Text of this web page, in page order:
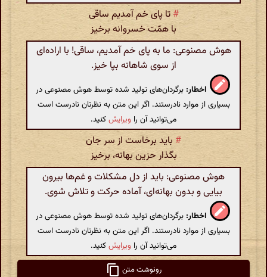
# تا پای خم آمدیم ساقی
با همّت خسروانه برخیز
هوش مصنوعی: ما به پای خم آمدیم، ساقی! با اراده‌ای
از سوی شاهانه بپا خیز.
اخطار: برگردان‌های تولید شده توسط هوش مصنوعی در
بسیاری از موارد نادرستند. اگر این متن به نظرتان نادرست است
می‌توانید آن را ویرایشکنید.
# باید برخاست از سر جان
بگذار حزین بهانه، برخیز
هوش مصنوعی: باید از دل مشکلات و غم‌ها بیرون
بیایی و بدون بهانه‌ای، آماده حرکت و تلاش شوی.
اخطار: برگردان‌های تولید شده توسط هوش مصنوعی در
بسیاری از موارد نادرستند. اگر این متن به نظرتان نادرست است
می‌توانید آن را ویرایشکنید.
رونوشت متن